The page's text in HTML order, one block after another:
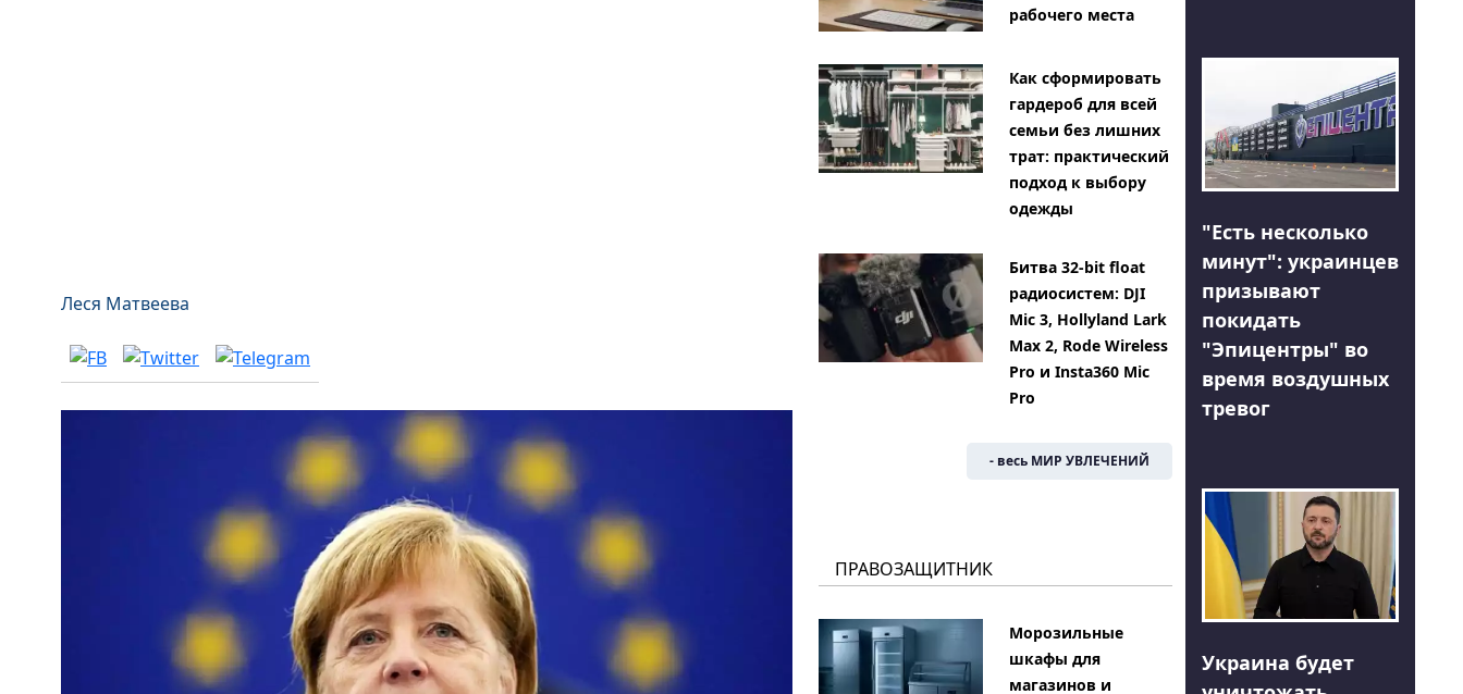
Леся Матвеева
рабочего места
Как сформировать
гардероб для всей
семьи без лишних
трат: практический
подход к выбору
одежды
Битва 32-bit float
радиосистем: DJI
Mic 3, Hollyland Lark
Max 2, Rode Wireless
Pro и Insta360 Mic
Pro
- весь МИР УВЛЕЧЕНИЙ
ПРАВОЗАЩИТНИК
Морозильные
шкафы для
магазинов и
"Есть несколько
минут": украинцев
призывают
покидать
"Эпицентры" во
время воздушных
тревог
Украина будет